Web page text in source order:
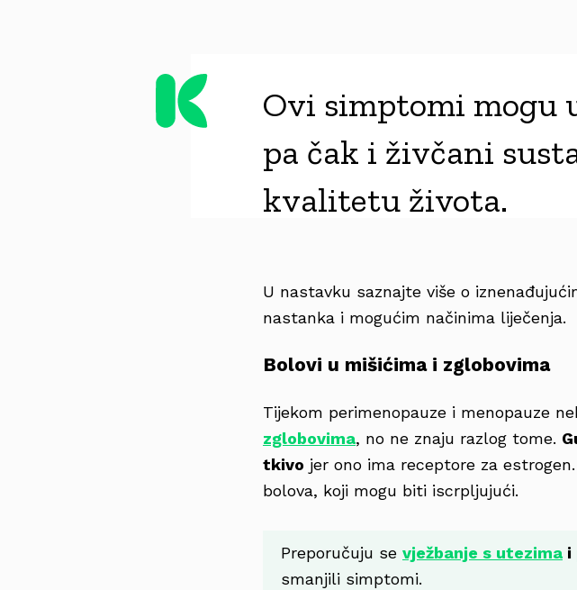
Ovi simptomi mogu
pa čak i živčani
kvalitetu života.
U nastavku saznajte više o
nastanka i mogućim načinima liječenja.
Bolovi u mišićima i zglobovima
Tijekom perimenopauze i menopauze
zglobovima, no ne znaju razlog tome.
tkivo jer ono ima receptore za
bolova, koji mogu biti iscrpljujući.
Preporučuju se vježbanje s utezima i
smanjili simptomi.